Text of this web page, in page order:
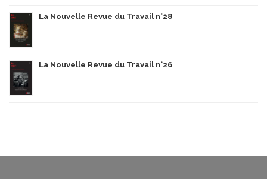
La Nouvelle Revue du Travail n°28
La Nouvelle Revue du Travail n°26